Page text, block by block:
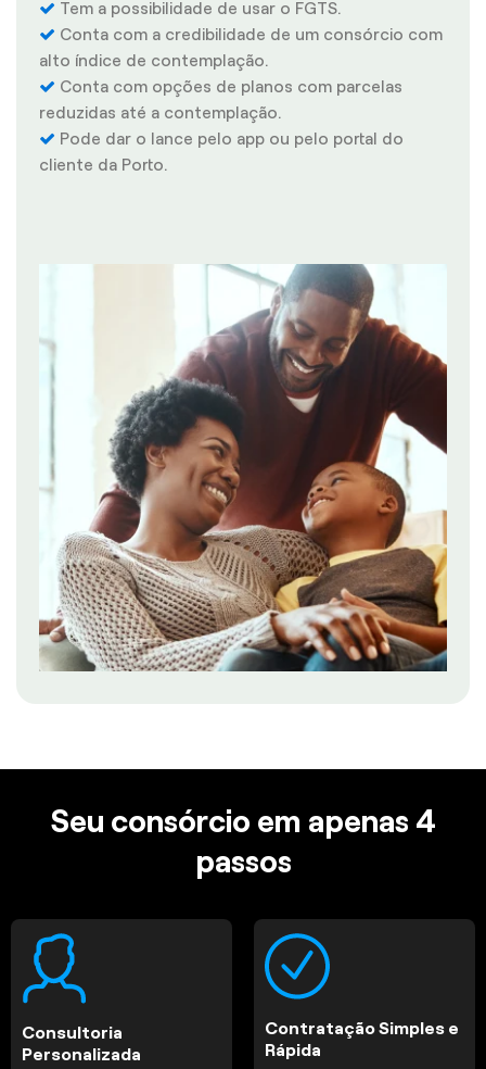
Tem a possibilidade de usar o FGTS.
Conta com a credibilidade de um consórcio com
alto índice de contemplação.
Conta com opções de planos com parcelas
reduzidas até a contemplação.
Pode dar o lance pelo app ou pelo portal do
cliente da Porto.
Seu consórcio em apenas 4
passos
Consultoria
Personalizada
Contratação Simples e
Rápida